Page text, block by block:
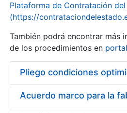
Mostra/Amaga
Plataforma de Contratación
(https://
También podrá encontrar más
de los procedimientos en